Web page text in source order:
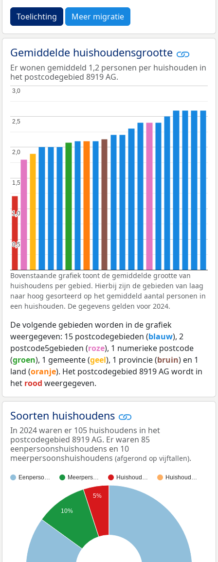
Toelichting Meer migratie
Gemiddelde huishoudensgrootte
Er wonen gemiddeld 1,2 personen per huishouden in
het postcodegebied 8919 AG.
0,5
0,5
1,0
1,0
1,5
1,5
2,0
2,0
2,5
2,5
3,0
3,0
Bovenstaande grafiek toont de gemiddelde grootte van
huishoudens per gebied. Hierbij zijn de gebieden van laag
naar hoog gesorteerd op het gemiddeld aantal personen in
een huishouden. De gegevens gelden voor 2024.
De volgende gebieden worden in de grafiek
weergegeven: 15 postcodegebieden (blauw), 2
postcode5gebieden (roze), 1 numerieke postcode
(groen), 1 gemeente (geel), 1 provincie (bruin) en 1
land (oranje). Het postcodegebied 8919 AG wordt in
het rood weergegeven.
Soorten huishoudens
In 2024 waren er 105 huishoudens in het
postcodegebied 8919 AG. Er waren 85
eenpersoonshuishoudens en 10
meerpersoonshuishoudens (afgerond op vijftallen).
Eenperso… Meerpers… Huishoud… Huishoud…
5%
10%